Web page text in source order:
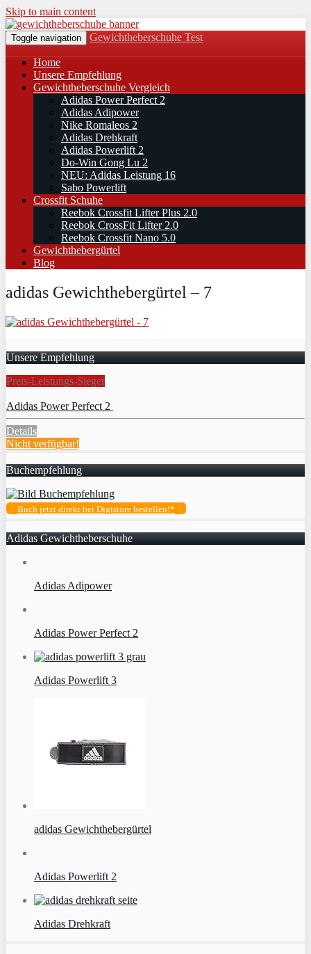
Skip to main content
Toggle navigation Gewichtheberschuhe Test
Home
Unsere Empfehlung
Gewichtheberschuhe Vergleich
Adidas Power Perfect 2
Adidas Adipower
Nike Romaleos 2
Adidas Drehkraft
Adidas Powerlift 2
Do-Win Gong Lu 2
NEU: Adidas Leistung 16
Sabo Powerlift
Crossfit Schuhe
Reebok Crossfit Lifter Plus 2.0
Reebok CrossFit Lifter 2.0
Reebok Crossfit Nano 5.0
Gewichthebergürtel
Blog
adidas Gewichthebergürtel – 7
Unsere Empfehlung
Preis-Leistungs-Sieger
Adidas Power Perfect 2
Details
Nicht verfügbar!
Buchempfehlung
Buch jetzt direkt bei Digistore bestellen!*
Adidas Gewichtheberschuhe
Adidas Adipower
Adidas Power Perfect 2
Adidas Powerlift 3
adidas Gewichthebergürtel
Adidas Powerlift 2
Adidas Drehkraft